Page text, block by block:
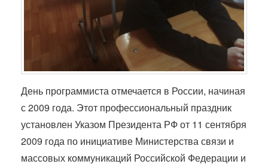
День программиста отмечается в России, начиная
с 2009 года. Этот профессиональный праздник
установлен Указом Президента РФ от 11 сентября
2009 года по инициативе Министерства связи и
массовых коммуникаций Российской Федерации и